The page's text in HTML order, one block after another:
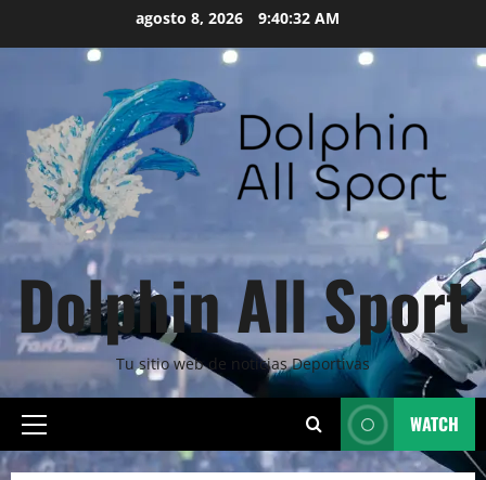
agosto 8, 2026 9:40:34 AM
Dolphin All Sport
Tu sitio web de noticias Deportivas
Primary
Menu
WATCH